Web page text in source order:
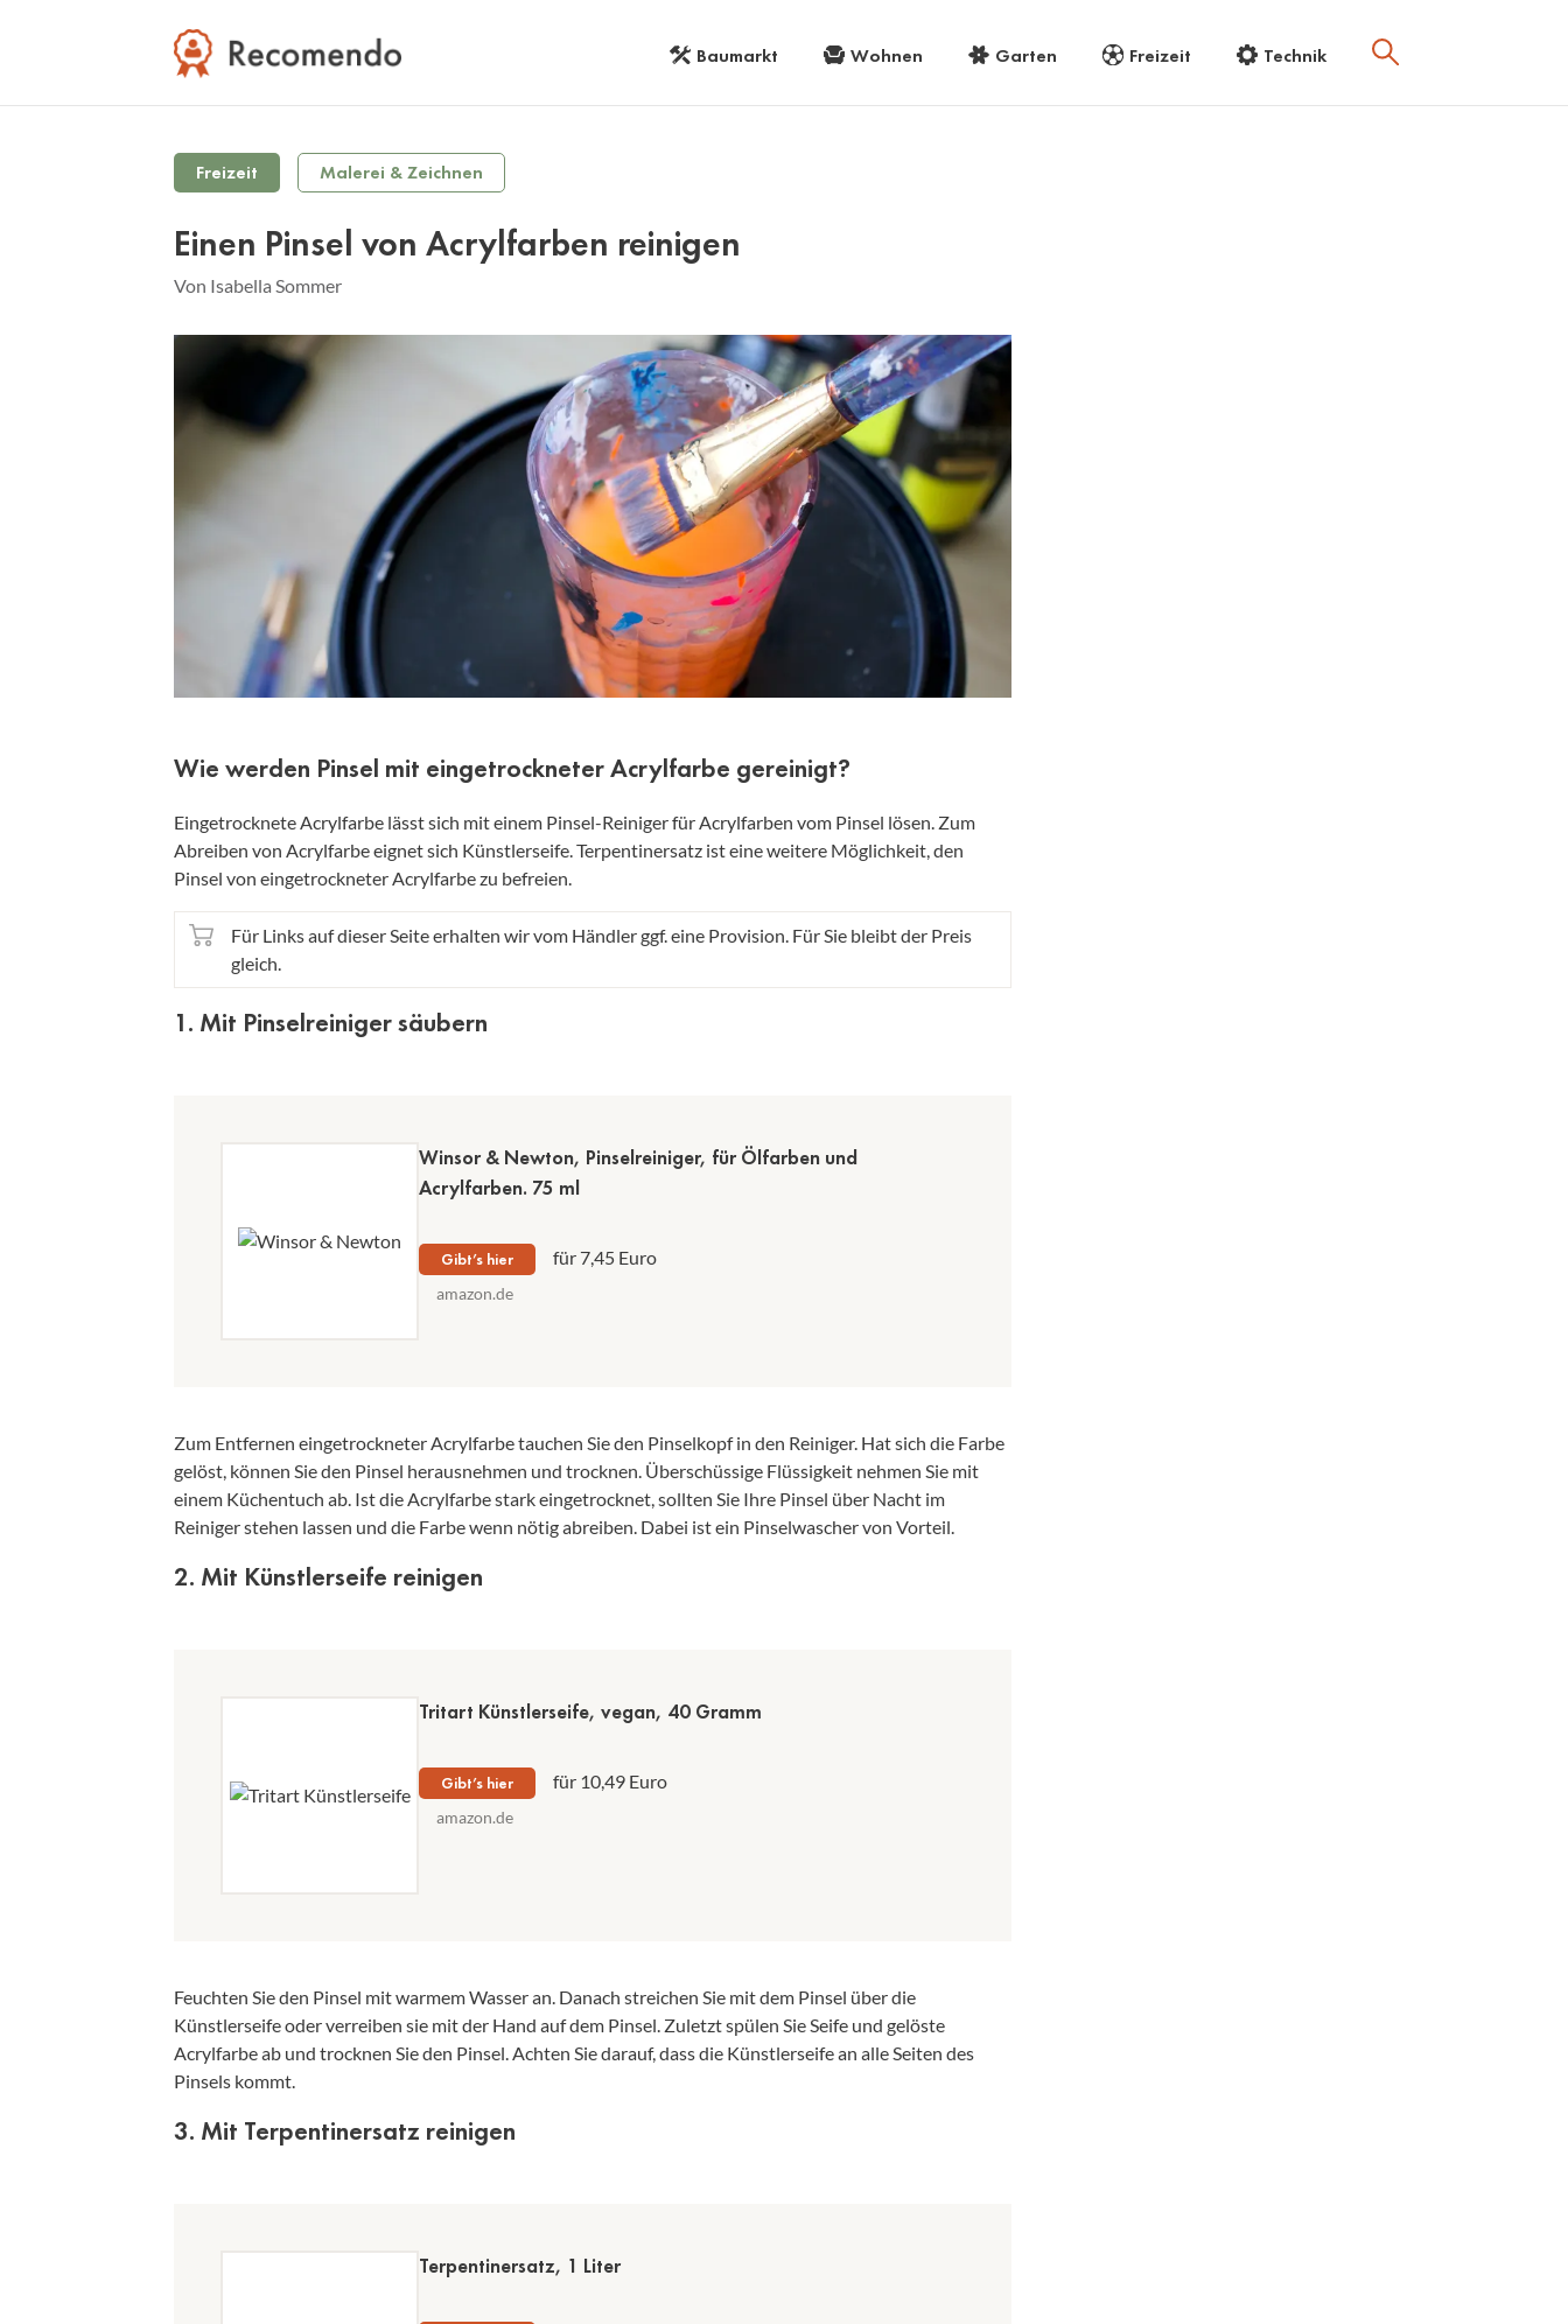
Baumarkt Wohnen Garten Freizeit Technik
Freizeit Malerei & Zeichnen
Einen Pinsel von Acrylfarben reinigen
Von Isabella Sommer
Wie werden Pinsel mit eingetrockneter Acrylfarbe gereinigt?
Eingetrocknete Acrylfarbe lässt sich mit einem Pinsel-Reiniger für Acrylfarben vom Pinsel lösen. Zum
Abreiben von Acrylfarbe eignet sich Künstlerseife. Terpentinersatz ist eine weitere Möglichkeit, den
Pinsel von eingetrockneter Acrylfarbe zu befreien.
Für Links auf dieser Seite erhalten wir vom Händler ggf. eine Provision. Für Sie bleibt der Preis
gleich.
1. Mit Pinselreiniger säubern
Winsor & Newton, Pinselreiniger, für Ölfarben und
Acrylfarben. 75 ml
Gibt’s hier für 7,45 Euro
amazon.de
Zum Entfernen eingetrockneter Acrylfarbe tauchen Sie den Pinselkopf in den Reiniger. Hat sich die Farbe
gelöst, können Sie den Pinsel herausnehmen und trocknen. Überschüssige Flüssigkeit nehmen Sie mit
einem Küchentuch ab. Ist die Acrylfarbe stark eingetrocknet, sollten Sie Ihre Pinsel über Nacht im
Reiniger stehen lassen und die Farbe wenn nötig abreiben. Dabei ist ein Pinselwascher von Vorteil.
2. Mit Künstlerseife reinigen
Tritart Künstlerseife, vegan, 40 Gramm
Gibt’s hier für 10,49 Euro
amazon.de
Feuchten Sie den Pinsel mit warmem Wasser an. Danach streichen Sie mit dem Pinsel über die
Künstlerseife oder verreiben sie mit der Hand auf dem Pinsel. Zuletzt spülen Sie Seife und gelöste
Acrylfarbe ab und trocknen Sie den Pinsel. Achten Sie darauf, dass die Künstlerseife an alle Seiten des
Pinsels kommt.
3. Mit Terpentinersatz reinigen
Terpentinersatz, 1 Liter